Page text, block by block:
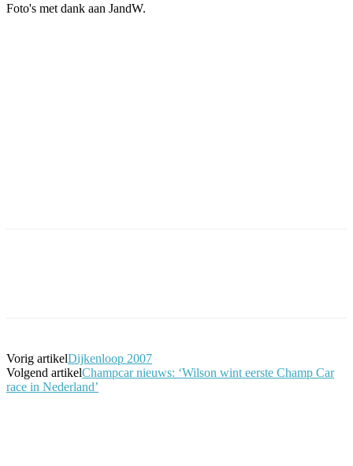
Foto's met dank aan JandW.
Vorig artikelDijkenloop 2007
Volgend artikelChampcar nieuws: ‘Wilson wint eerste Champ Car
race in Nederland’